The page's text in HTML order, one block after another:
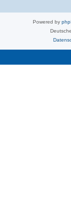
Powered by